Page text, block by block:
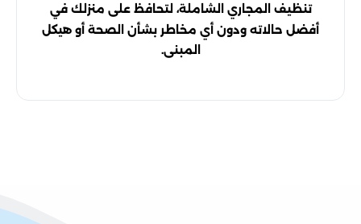
تنظيف المجاري الشاملة، لتحافظ على منزلك في
أفضل حالاته ودون أي مخاطر بشأن الصحة أو هيكل
المبنى.